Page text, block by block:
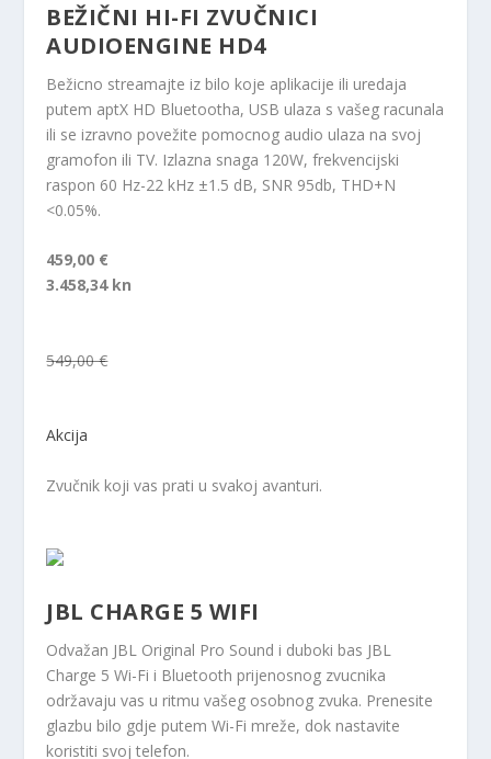
BEŽIČNI HI-FI ZVUČNICI
AUDIOENGINE HD4
Bežicno streamajte iz bilo koje aplikacije ili uredaja
putem aptX HD Bluetootha, USB ulaza s vašeg racunala
ili se izravno povežite pomocnog audio ulaza na svoj
gramofon ili TV. Izlazna snaga 120W, frekvencijski
raspon 60 Hz-22 kHz ±1.5 dB, SNR 95db, THD+N
<0.05%.
459,00 €
3.458,34 kn
549,00 €
Akcija
Zvučnik koji vas prati u svakoj avanturi.
JBL CHARGE 5 WIFI
Odvažan JBL Original Pro Sound i duboki bas JBL
Charge 5 Wi-Fi i Bluetooth prijenosnog zvucnika
održavaju vas u ritmu vašeg osobnog zvuka. Prenesite
glazbu bilo gdje putem Wi-Fi mreže, dok nastavite
koristiti svoj telefon.